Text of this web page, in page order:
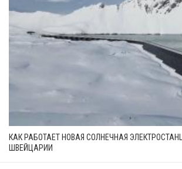
КАК РАБОТАЕТ НОВАЯ СОЛНЕЧНАЯ
ШВЕЙЦАРИИ